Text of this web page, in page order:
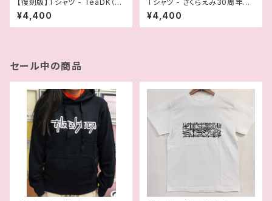
【復刻版】Tシャツ - TeaDK（さ
くら＆クリス）
¥4,400
Tシャツ - さくらえみ30周年記
念Tシャツ
¥4,400
セール中の商品